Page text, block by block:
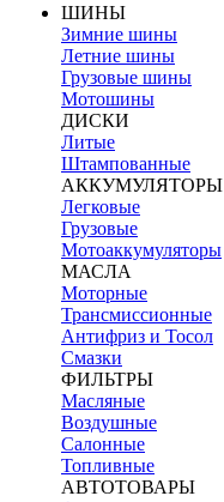
ШИНЫ
Зимние шины
Летние шины
Грузовые шины
Мотошины
ДИСКИ
Литые
Штампованные
АККУМУЛЯТОРЫ
Легковые
Грузовые
Мотоаккумуляторы
МАСЛА
Моторные
Трансмиссионные
Антифриз и Тосол
Смазки
ФИЛЬТРЫ
Масляные
Воздушные
Салонные
Топливные
АВТОТОВАРЫ